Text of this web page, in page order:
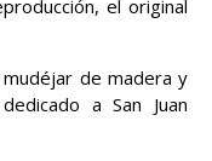
el original
de madera y
a San Juan